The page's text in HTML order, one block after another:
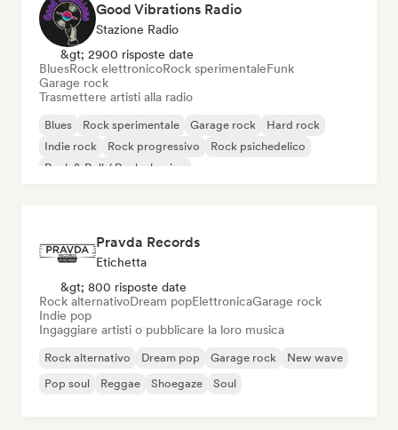
Good Vibrations Radio
Stazione Radio
&gt; 2900 risposte date
BluesRock elettronicoRock sperimentaleFunk
Garage rock
Trasmettere artisti alla radio
Blues Rock sperimentale Garage rock
Hard rock
Indie rock
Rock progressivo
Rock psichedelico
Rock & Roll / Rock classico
Pravda Records
Etichetta
&gt; 800 risposte date
Rock alternativoDream popElettronicaGarage rock
Indie pop
Ingaggiare artisti o pubblicare la loro musica
Rock alternativo Dream pop Garage rock
New wave
Pop soul
Reggae Shoegaze Soul